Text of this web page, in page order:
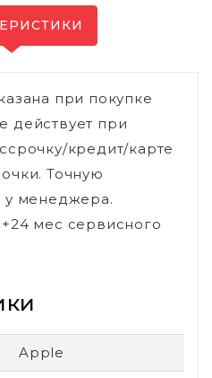
при покупке
действует при
кредит/карте
Точную
у менеджера.
мес сервисного
Apple